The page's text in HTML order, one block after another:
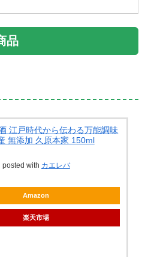
品
江戸時代から伝わる万能調味
無添加 久原本家 150ml
posted with カエレバ
Amazon
楽天市場